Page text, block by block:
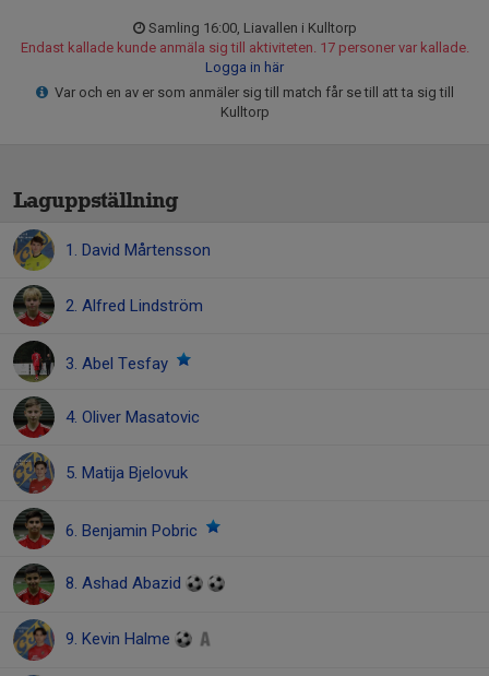
Samling 16:00, Liavallen i Kulltorp
Endast kallade kunde anmäla sig till aktiviteten. 17 personer var kallade.
Logga in här
Var och en av er som anmäler sig till match får se till att ta sig till
Kulltorp
Laguppställning
1. David Mårtensson
2. Alfred Lindström
3. Abel Tesfay
4. Oliver Masatovic
5. Matija Bjelovuk
6. Benjamin Pobric
8. Ashad Abazid
9. Kevin Halme